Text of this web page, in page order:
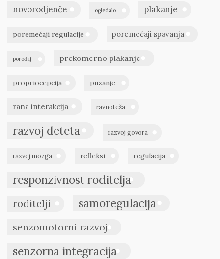
novorodjenče ogledalo plakanje
poremećaji regulacije poremećaji spavanja
porođaj prekomerno plakanje
propriocepcija puzanje
rana interakcija ravnoteža
razvoj deteta razvoj govora
razvoj mozga refleksi regulacija
responzivnost roditelja
roditelji samoregulacija
senzomotorni razvoj
senzorna integracija